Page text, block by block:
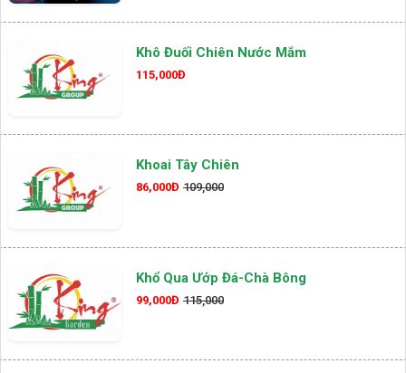
Khô Đuối Chiên Nước Mắm
115,000Đ
Khoai Tây Chiên
86,000Đ 109,000
Khổ Qua Ướp Đá-Chà Bông
99,000Đ 115,000